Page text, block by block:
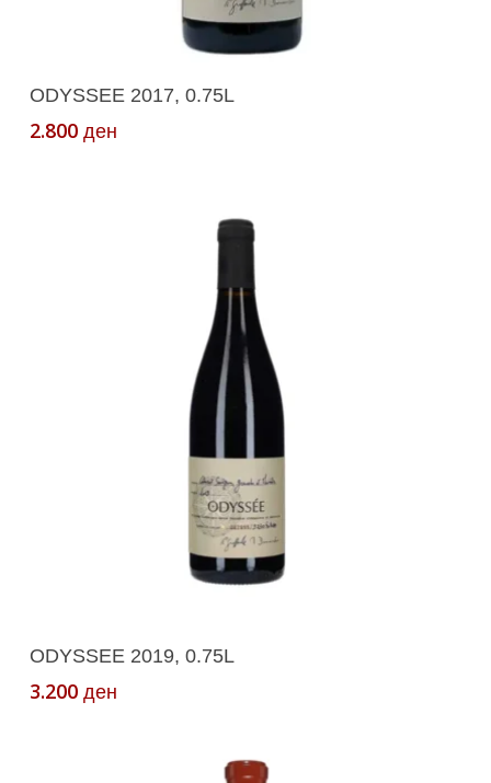
Додади Во Кошничка
ODYSSEE 2017, 0.75L
2.800 ден
Додади Во Кошничка
ODYSSEE 2019, 0.75L
3.200 ден